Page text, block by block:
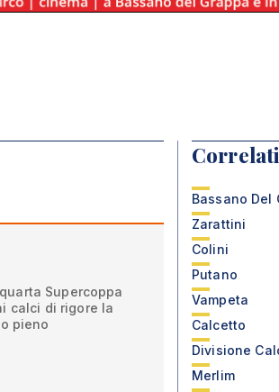
Supercoppa
calci di rigore la
pieno
Correlati
Bassano Del
Zarattini
Colini
Putano
Vampeta
Calcetto
Divisione
Merlim